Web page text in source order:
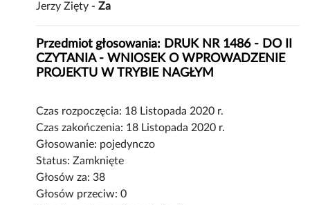
Jerzy Zięty -Za
Przedmiot głosowania: DRUK NR 1486 - DO II
CZYTANIA - WNIOSEK O WPROWADZENIE
PROJEKTU W TRYBIE NAGŁYM
Czas rozpoczęcia: 18 Listopada 2020 r.
Czas zakończenia: 18 Listopada 2020 r.
Głosowanie: pojedynczo
Status: Zamknięte
Głosów za: 38
Głosów przeciw: 0